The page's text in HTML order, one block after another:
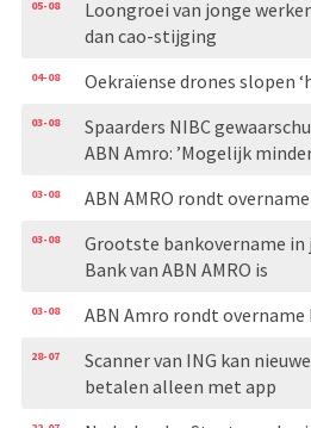
05-08
Loongroei van jonge
dan cao-stijging
04-08 Oekraïense drones slopen
03-08
Spaarders NIBC
ABN Amro: ’Mogelijk
03-08 ABN AMRO rondt
03-08
Grootste bankovername in
Bank van ABN AMRO is
03-08 ABN Amro rondt overname
28-07
Scanner van ING kan
betalen alleen met app